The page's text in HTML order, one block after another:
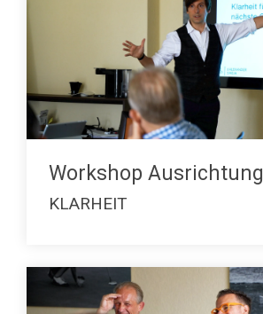
Workshop Ausrichtung
KLARHEIT